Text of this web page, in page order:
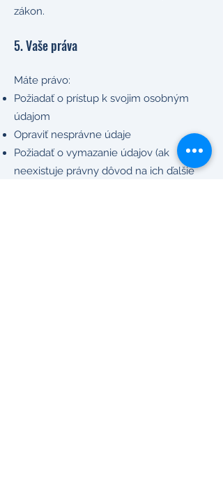
zákon.
5. Vaše práva
Máte právo:
Požiadať o prístup k svojim osobným
údajom
Opraviť nesprávne údaje
Požiadať o vymazanie údajov (ak
neexistuje právny dôvod na ich ďalšie